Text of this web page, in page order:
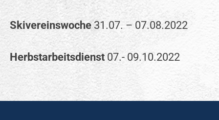
Skivereinswoche31.07. – 07.08.2022
Herbstarbeitsdienst 07.- 09.10.2022